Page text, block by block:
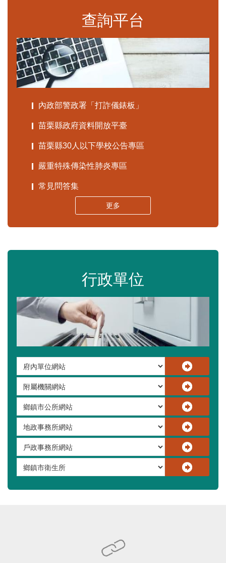
查詢平台
內政部警政署「打詐儀錶板」
苗栗縣政府資料開放平臺
苗栗縣30人以下學校公告專區
嚴重特殊傳染性肺炎專區
常見問答集
更多
行政單位